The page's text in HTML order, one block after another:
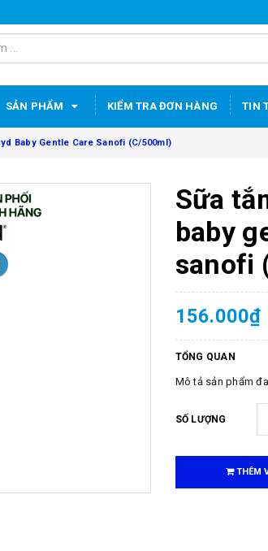
SẢN PHẨM KIỂM TRA ĐƠN HÀNG TIN
Baby Gentle Care Sanofi (C/500ml)
Sữa
baby
sanofi
156.000₫
TỔNG QUAN
Mô tả sản phẩm
SỐ LƯỢNG
THÊM